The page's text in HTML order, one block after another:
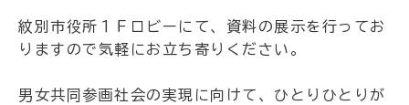
紋別市役所１Ｆロビーにて、資料の展示を行ってお
りますので気軽にお立ち寄りください。
男女共同参画社会の実現に向けて、ひとりひとりが